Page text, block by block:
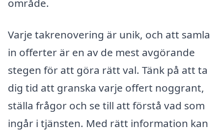
område.
Varje takrenovering är unik, och att samla
in offerter är en av de mest avgörande
stegen för att göra rätt val. Tänk på att ta
dig tid att granska varje offert noggrant,
ställa frågor och se till att förstå vad som
ingår i tjänsten. Med rätt information kan